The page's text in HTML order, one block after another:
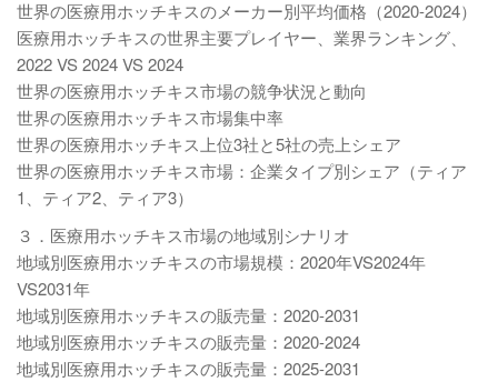
世界の医療用ホッチキスのメーカー別平均価格（2020-2024）
医療用ホッチキスの世界主要プレイヤー、業界ランキング、
2022 VS 2024 VS 2024
世界の医療用ホッチキス市場の競争状況と動向
世界の医療用ホッチキス市場集中率
世界の医療用ホッチキス上位3社と5社の売上シェア
世界の医療用ホッチキス市場：企業タイプ別シェア（ティア
1、ティア2、ティア3）
３．医療用ホッチキス市場の地域別シナリオ
地域別医療用ホッチキスの市場規模：2020年VS2024年
VS2031年
地域別医療用ホッチキスの販売量：2020-2031
地域別医療用ホッチキスの販売量：2020-2024
地域別医療用ホッチキスの販売量：2025-2031